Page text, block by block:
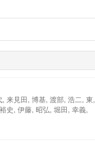
来見田, 博基, 渡部, 浩二, 東,
史, 伊藤, 昭弘, 堀田, 幸義,